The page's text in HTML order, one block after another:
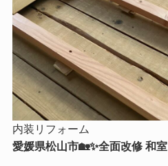
内装リフォーム
愛媛県松山市🏡✨全面改修 和